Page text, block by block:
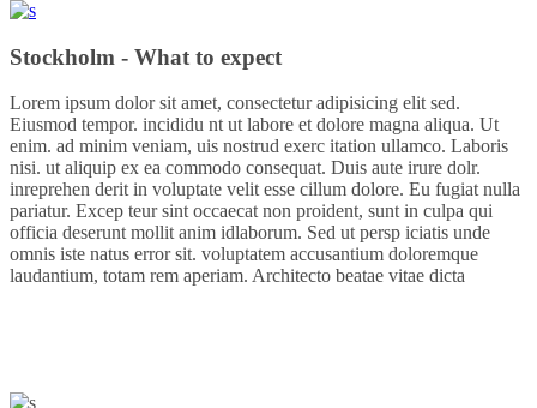
Stockholm - What to expect
Lorem ipsum dolor sit amet, consectetur adipisicing elit sed.
Eiusmod tempor. incididu nt ut labore et dolore magna aliqua. Ut
enim. ad minim veniam, uis nostrud exerc itation ullamco. Laboris
nisi. ut aliquip ex ea commodo consequat. Duis aute irure dolr.
inreprehen derit in voluptate velit esse cillum dolore. Eu fugiat nulla
pariatur. Excep teur sint occaecat non proident, sunt in culpa qui
officia deserunt mollit anim idlaborum. Sed ut persp iciatis unde
omnis iste natus error sit. voluptatem accusantium doloremque
laudantium, totam rem aperiam. Architecto beatae vitae dicta